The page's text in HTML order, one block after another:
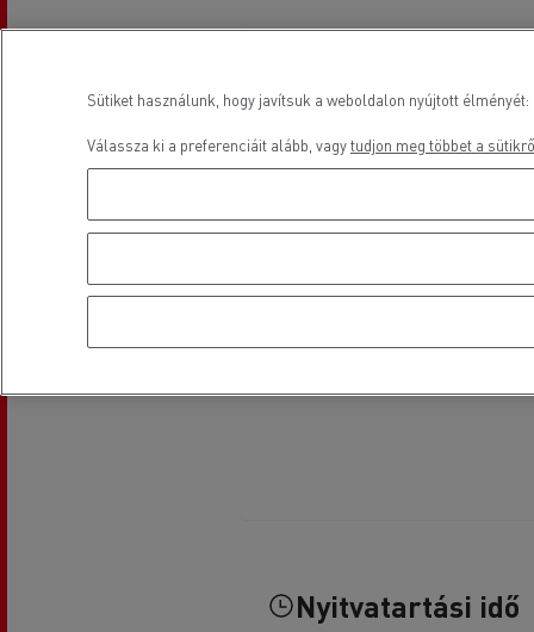
Nyitvatartási idő
Sütiket használunk, hogy javítsuk a weboldalon nyújtott
Válassza ki a preferenciáit alább, vagytudjon meg többet a